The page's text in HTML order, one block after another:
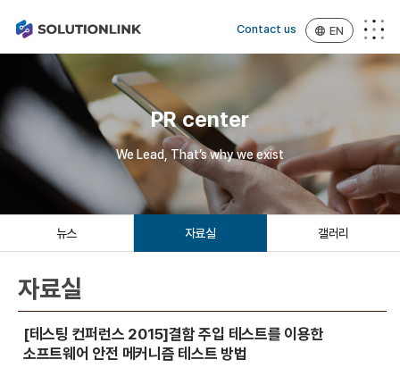
Contact us EN
PR center
We Lead, That’s why we exist
뉴스 자료실 갤러리
자료실
[테스팅 컨퍼런스 2015]결함 주입 테스트를 이용한
소프트웨어 안전 메커니즘 테스트 방법